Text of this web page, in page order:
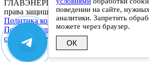
ГЛАВЭНЕРГО-ЖБИ - поставки
права защищены
Политика конфиденциальности|
Пользовательское соглашение|
сайта: Anykey-It
поведении на сайте,
аналитики. Запретить
можете через браузер.
ОК